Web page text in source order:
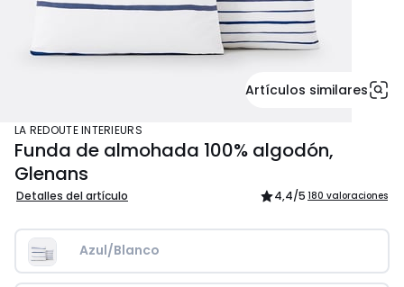
Artículos similares
LA REDOUTE INTERIEURS
Funda de almohada 100% algodón,
Glenans
Detalles del artículo 4,4/5 180 valoraciones
Azul/Blanco